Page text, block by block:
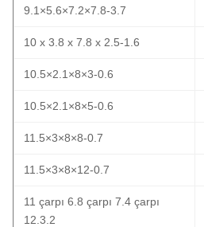
9.1×5.6×7.2×7.8-3.7
10 x 3.8 x 7.8 x 2.5-1.6
10.5×2.1×8×3-0.6
10.5×2.1×8×5-0.6
11.5×3×8×8-0.7
11.5×3×8×12-0.7
11 çarpı 6.8 çarpı 7.4 çarpı
12.3.2